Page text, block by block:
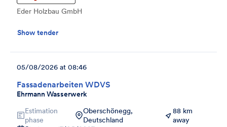
Eder Holzbau GmbH
Show tender
Fassadenarbeiten WDVS
Ehrmann Wasserwerk
05/08/2026 at 08:46
Estimation
phase
Oberschönegg,
Deutschland
88 km
away